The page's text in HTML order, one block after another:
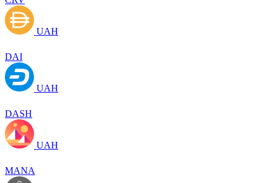
UAH
DAI
UAH
DASH
UAH
MANA